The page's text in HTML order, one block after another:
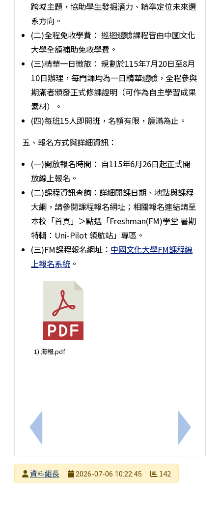
上一筆：轉知：台灣金融研訓院「2026年高中職學
跨域主題，協助學生發掘潛力、精準定位未來選
系方向。
(二)全程免收學費： 巡迴體驗課程皆由中國文化
大學全額補助免收學費。
(三)精華一日微旅： 規劃於115年7月20日至8月
10日辦理，每門課均為一日精華體驗，全程參與
期滿者頒發正式修課證明（可作為自主學習成果
素材）。
(四)每班15人即開班，名額有限，額滿為止。
五、報名方式與詳細資訊：
(一)開放報名時間： 自115年6月26日起正式開
放線上報名。
(二)課程資訊查詢：詳細開課日期、地點與課程
大綱，請參閱課程報名網址；相關報名連結請至
本校「首頁」＞點選「Freshman(FM)學堂 暑期
特輯：Uni-Pilot 領航站」專區。
(三)FM課程報名網址： 中國文化大學FM課程線
上報名系統 。
1) 海報.pdf
下一筆：
發布者
資料組長
2026-07-06 10:22:45 142